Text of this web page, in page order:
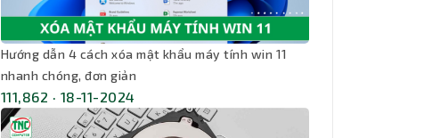
Hướng dẫn 4 cách xóa mật khẩu máy tính win 11
nhanh chóng, đơn giản
111,862 · 18-11-2024